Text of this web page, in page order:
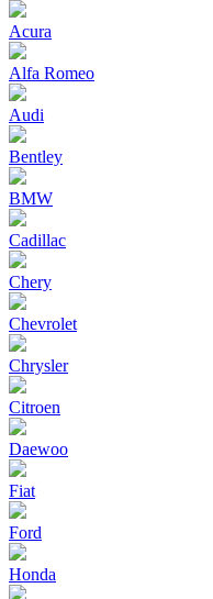
Acura
Alfa Romeo
Audi
Bentley
BMW
Cadillac
Chery
Chevrolet
Chrysler
Citroen
Daewoo
Fiat
Ford
Honda